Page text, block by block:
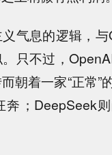
气息的逻辑，
只不过，
朝着一家“正常”
奔；DeepSeek